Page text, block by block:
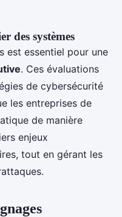
des systèmes
est essentiel pour une
. Ces évaluations
de cybersécurité
les entreprises de
de manière
enjeux
tout en gérant les